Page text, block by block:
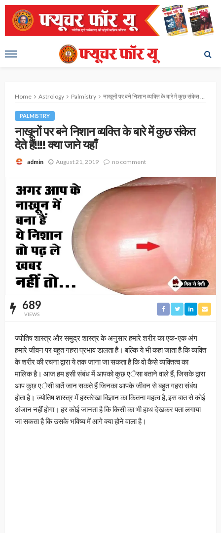
Home Astrology Palmistry नाखूनों पर बने निशान व्यक्ति के बारे में कुछ संकेत देते हैं!!!! क्या जाने यहाँ
PALMISTRY
नाखूनों पर बने निशान व्यक्ति के बारे में कुछ संकेत
देते हैं!!!! क्या जाने यहाँ
admin August 21, 2019 no comment
689
VIEWS
ज्योतिष शास्त्र और समुद्र शास्त्र के अनुसार हमारे शरीर का एक-एक अंग
हमारे जीवन पर बहुत गहरा प्रभाव डालता है। बल्कि ये भी कहा जाता है कि व्यक्ति
के शरीर की रचना द्वारा ये तक जाना जा सकता है कि वो कैसे व्यक्तित्व का
मालिक है। आज हम इसी संबंध में आपको कुछ एेसा बताने वाले हैं, जिसके द्वारा
आप कुछ एेसी बातें जान सकते हैं जिनका आपके जीवन से बहुत गहरा संबंध
होता है। ज्योतिष शास्त्र में हस्तरेखा विज्ञान का कितना महत्व है, इस बात से कोई
अंजान नहीं होगा। हर कोई जानता है कि किसी का भी हाथ देखकर पता लगाया
जा सकता है कि उसके भविष्य में आगे क्या होने वाला है।